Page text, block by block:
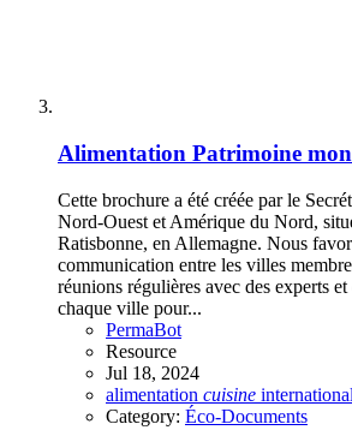
Alimentation Patrimoine
Cette brochure a été créée par le
Nord-Ouest et Amérique du Nord,
Ratisbonne, en Allemagne. Nous
communication entre les villes
réunions régulières avec des experts et
chaque ville pour...
PermaBot
Resource
Jul 18, 2024
alimentation cuisine international
Category: Éco-Documents